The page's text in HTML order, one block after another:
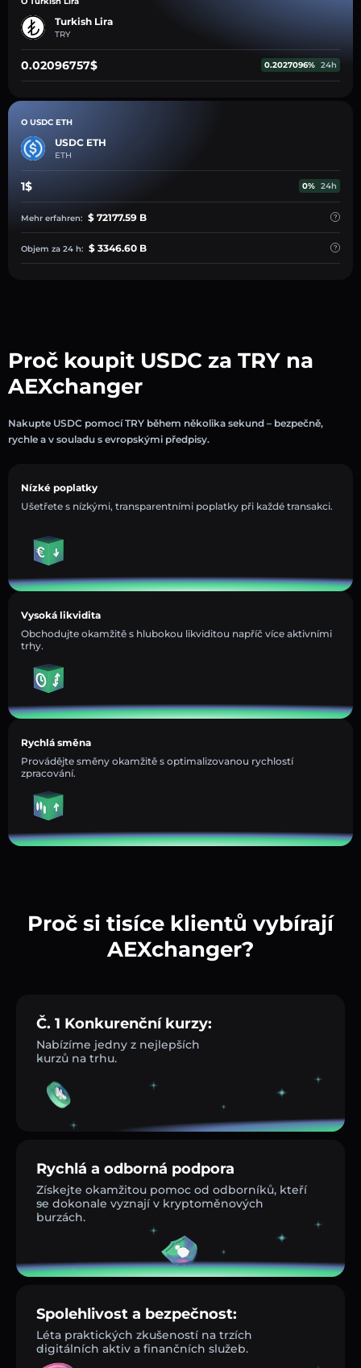
Turkish Lira
TRY
0.02096757$ 0.2027096% 24h
O USDC ETH
USDC ETH
ETH
1$ 0% 24h
Mehr erfahren: $ 72177.59 B
Objem za 24 h: $ 3346.60 B
Proč koupit USDC za TRY na
AEXchanger
Nakupte USDC pomocí TRY během několika sekund – bezpečně,
rychle a v souladu s evropskými předpisy.
Nízké poplatky
Ušetřete s nízkými, transparentními poplatky při každé transakci.
Vysoká likvidita
Obchodujte okamžitě s hlubokou likviditou napříč více aktivními
trhy.
Rychlá směna
Provádějte směny okamžitě s optimalizovanou rychlostí
zpracování.
Proč si tisíce klientů vybírají
AEXchanger?
Č. 1 Konkurenční kurzy:
Nabízíme jedny z nejlepších
kurzů na trhu.
Rychlá a odborná podpora
Získejte okamžitou pomoc od odborníků, kteří
se dokonale vyznají v kryptoměnových
burzách.
Spolehlivost a bezpečnost:
Léta praktických zkušeností na trzích
digitálních aktiv a finančních služeb.